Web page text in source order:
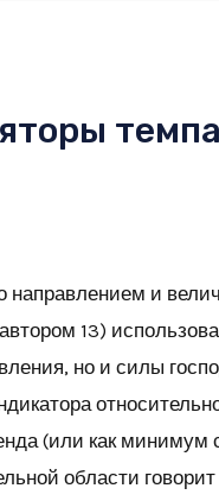
направлением и
13)
но и силы
(или как
области